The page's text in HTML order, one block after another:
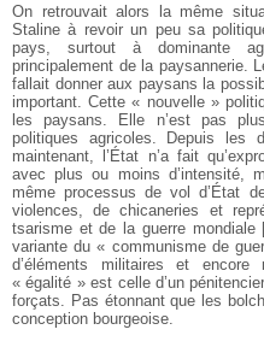
On retrouvait alors la même
Staline à revoir un peu sa
pays, surtout à dominante
principalement de la paysannerie.
fallait donner aux paysans la
important. Cette « nouvelle »
les paysans. Elle n’est pas
politiques agricoles. Depuis les
maintenant, l’État n’a fait
avec plus ou moins d’intensité,
même processus de vol d’État
violences, de chicaneries et
tsarisme et de la guerre mondiale
variante du « communisme de
d’éléments militaires et
« égalité » est celle d’un
forçats. Pas étonnant que les
conception bourgeoise.